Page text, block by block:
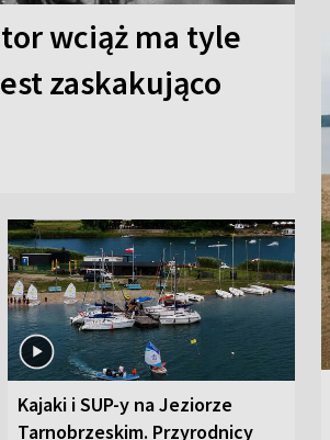
wciąż ma tyle
zaskakująco
Kajaki i SUP-y na Jeziorze
Tarnobrzeskim. Przyrodnicy